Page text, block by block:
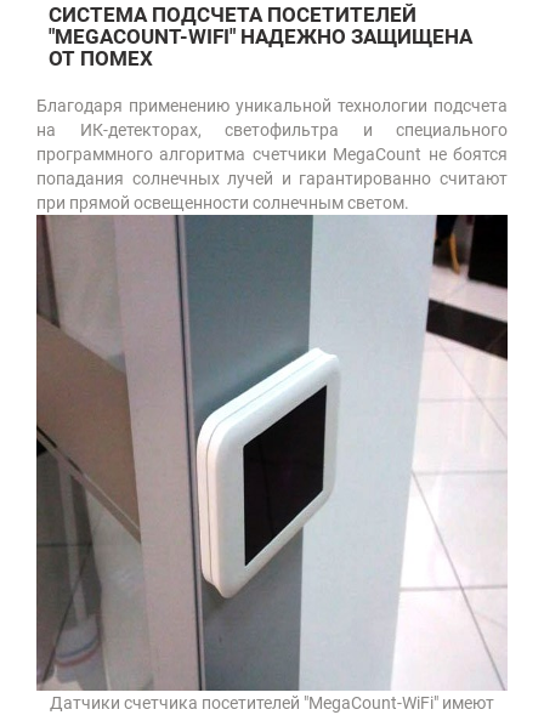
СИСТЕМА ПОДСЧЕТА ПОСЕТИТЕЛЕЙ
"MEGACOUNT-WIFI" НАДЕЖНО ЗАЩИЩЕНА
ОТ ПОМЕХ
Благодаря применению уникальной технологии подсчета
на ИК-детекторах, светофильтра и специального
программного алгоритма счетчики MegaCount не боятся
попадания солнечных лучей и гарантированно считают
при прямой освещенности солнечным светом.
Датчики счетчика посетителей "MegaCount-WiFi" имеют